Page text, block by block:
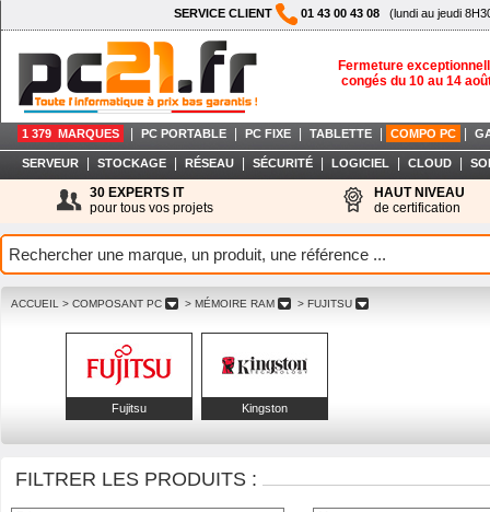
SERVICE CLIENT 01 43 00 43 08 (lundi au jeudi
Fermeture
congés du 10 au 14
1 379 MARQUES PC PORTABLE PC FIXE TABLETTE COMPO PC
SERVEUR STOCKAGE RÉSEAU SÉCURITÉ LOGICIEL CLOUD
30 EXPERTS IT
pour tous vos projets
HAUT NIVEAU
de certification
ACCUEIL > COMPOSANT PC > MÉMOIRE RAM > FUJITSU
Fujitsu Kingston
FILTRER LES PRODUITS :